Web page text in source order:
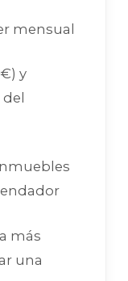
mensual
y
más
una